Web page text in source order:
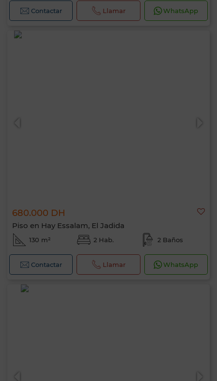
Contactar Llamar WhatsApp
680.000 DH
Piso en Hay Essalam, El Jadida
130 m² 2 Hab. 2 Baños
Contactar Llamar WhatsApp